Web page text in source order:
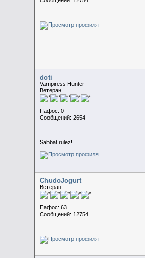
doti
Vampiress Hunter
Ветеран
Пафос: 0
Сообщений: 2654
Sabbat rulez!
ChudoJogurt
Ветеран
Пафос: 63
Сообщений: 12754